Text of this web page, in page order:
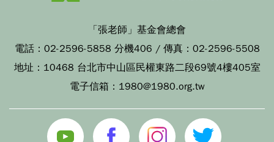
「張老師」基金會總會
電話： 02-2596-5858 分機406 / 傳真： 02-2596-5508
地址： 10468 台北市中山區民權東路二段69號4樓405室
電子信箱： 1980@1980.org.tw